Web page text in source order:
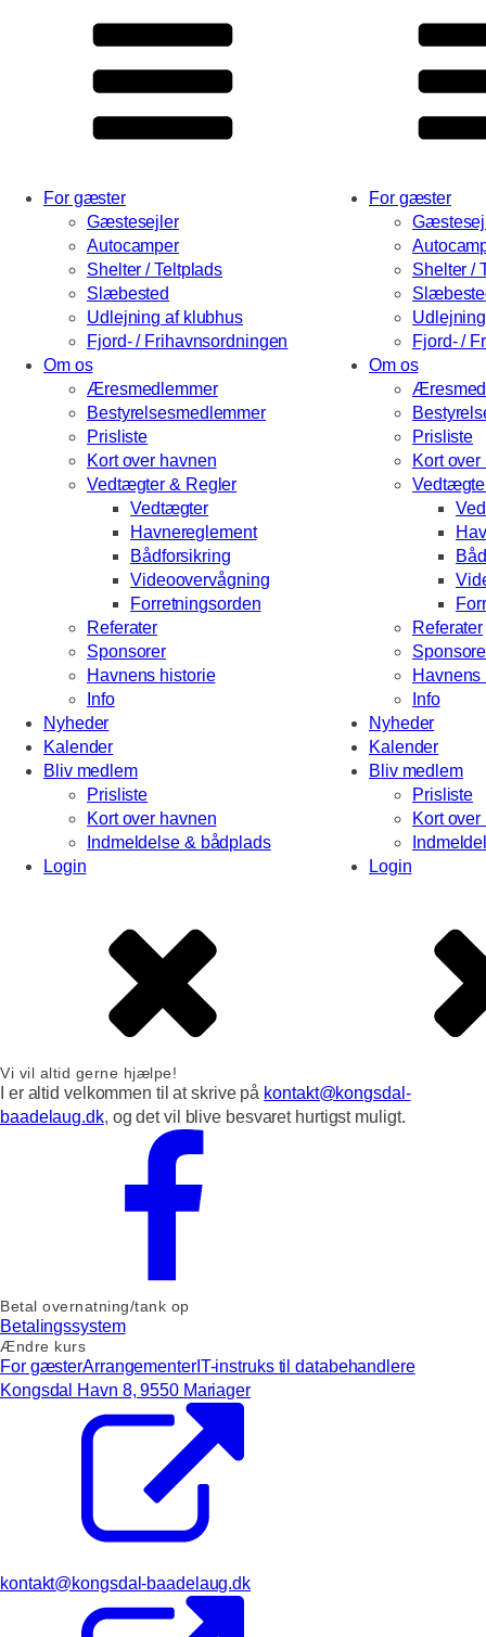
For gæster
Gæstesejler
Autocamper
Shelter / Teltplads
Slæbested
Udlejning af klubhus
Fjord- / Frihavnsordningen
Om os
Æresmedlemmer
Bestyrelsesmedlemmer
Prisliste
Kort over havnen
Vedtægter & Regler
Vedtægter
Havnereglement
Bådforsikring
Videoovervågning
Forretningsorden
Referater
Sponsorer
Havnens historie
Info
Nyheder
Kalender
Bliv medlem
Prisliste
Kort over havnen
Indmeldelse & bådplads
Login
For gæster
Shelter /
Fjord- /
Om os
Prisliste
Kort
Referater
Havnens
Info
Nyheder
Kalender
Bliv medlem
Prisliste
Kort
Login
Vi vil altid gerne hjælpe!
I er altid velkommen til at skrive på kontakt@kongsdal-
baadelaug.dk, og det vil blive besvaret hurtigst muligt.
Betal overnatning/tank op
Betalingssystem
Ændre kurs
For gæsterArrangementerIT-instruks til databehandlere
Kongsdal Havn 8, 9550 Mariager
kontakt@kongsdal-baadelaug.dk